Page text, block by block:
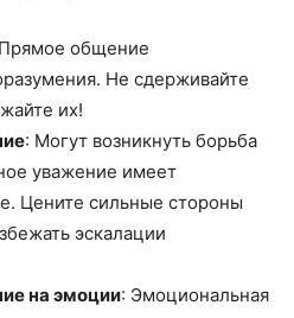
общение
Не сдерживайте
их!
: Могут возникнуть борьба
уважение имеет
Цените сильные стороны
эскалации
на эмоции: Эмоциональная